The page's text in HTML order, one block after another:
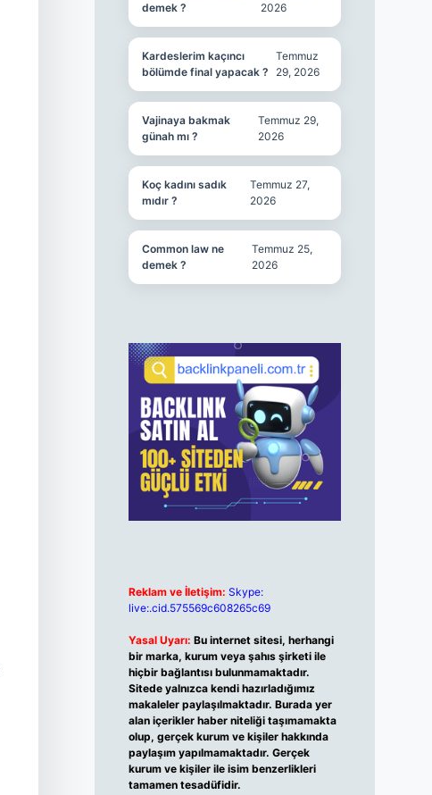
demek ?
2026
Kardeslerim kaçıncı
bölümde final yapacak ?
Temmuz
29, 2026
Vajinaya bakmak
günah mı ?
Temmuz 29,
2026
Koç kadını sadık
mıdır ?
Temmuz 27,
2026
Common law ne
demek ?
Temmuz 25,
2026
Reklam ve İletişim: Skype:
live:.cid.575569c608265c69
Yasal Uyarı: Bu internet sitesi, herhangi
bir marka, kurum veya şahıs şirketi ile
hiçbir bağlantısı bulunmamaktadır.
Sitede yalnızca kendi hazırladığımız
makaleler paylaşılmaktadır. Burada yer
alan içerikler haber niteliği taşımamakta
olup, gerçek kurum ve kişiler hakkında
paylaşım yapılmamaktadır. Gerçek
kurum ve kişiler ile isim benzerlikleri
tamamen tesadüfidir.